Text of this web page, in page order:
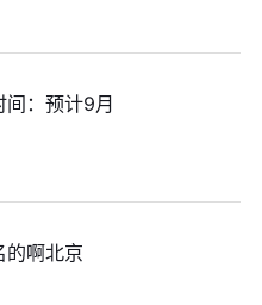
：预计9月
啊北京